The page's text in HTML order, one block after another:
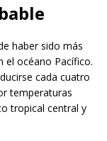
haber sido más
el océano Pacífico.
cada cuatro
temperaturas
tropical central y